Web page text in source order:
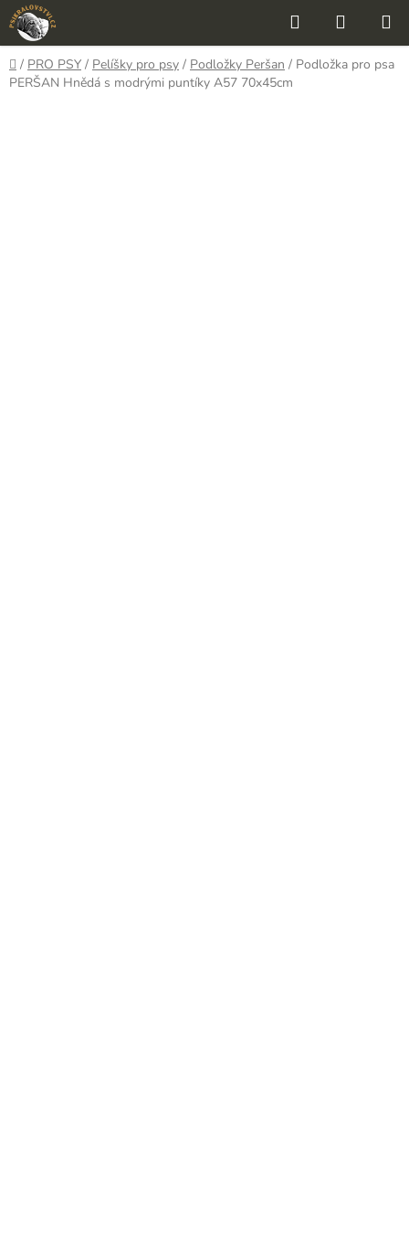
Přejít
na
obsah
Hledat
KOŠÍK
Domů
/ PRO PSY / Pelíšky pro psy / Podložky Peršan / Podložka pro psa
PERŠAN Hnědá s modrými puntíky A57 70x45cm